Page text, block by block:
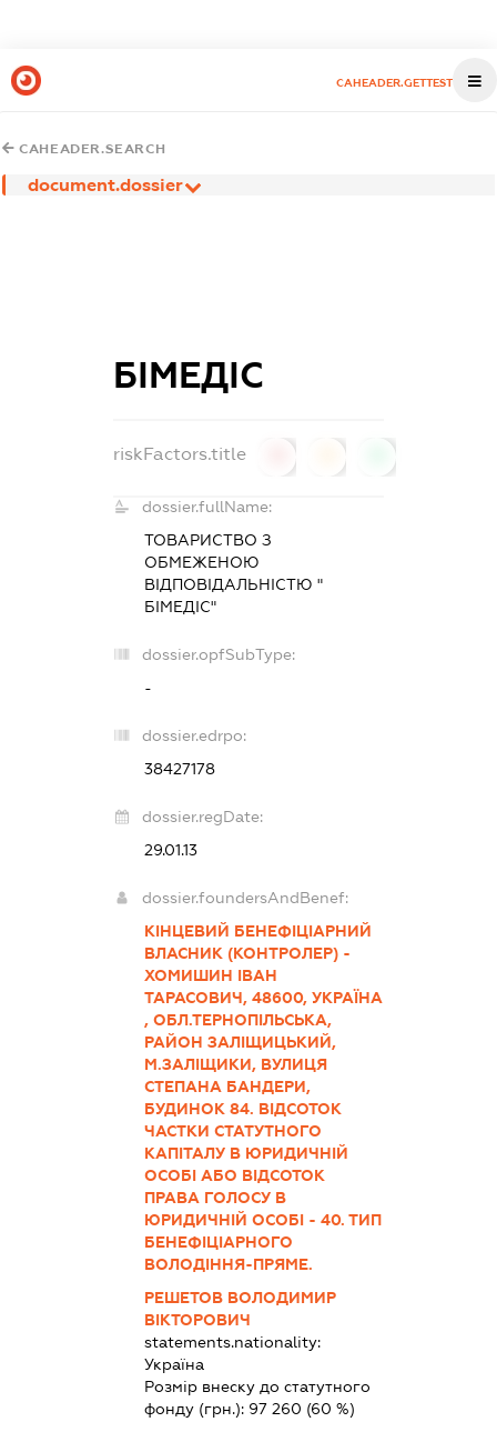
CAHEADER.GETTEST
CAHEADER.SEARCH
document.dossier
БІМЕДІС
riskFactors.title
dossier.fullName:
ТОВАРИСТВО З
ОБМЕЖЕНОЮ
ВІДПОВІДАЛЬНІСТЮ "
БІМЕДІС"
dossier.opfSubType:
-
dossier.edrpo:
38427178
dossier.regDate:
29.01.13
dossier.foundersAndBenef:
КІНЦЕВИЙ БЕНЕФІЦІАРНИЙ
ВЛАСНИК (КОНТРОЛЕР) -
ХОМИШИН ІВАН
ТАРАСОВИЧ, 48600, УКРАЇНА
, ОБЛ.ТЕРНОПІЛЬСЬКА,
РАЙОН ЗАЛІЩИЦЬКИЙ,
М.ЗАЛІЩИКИ, ВУЛИЦЯ
СТЕПАНА БАНДЕРИ,
БУДИНОК 84. ВІДСОТОК
ЧАСТКИ СТАТУТНОГО
КАПІТАЛУ В ЮРИДИЧНІЙ
ОСОБІ АБО ВІДСОТОК
ПРАВА ГОЛОСУ В
ЮРИДИЧНІЙ ОСОБІ - 40. ТИП
БЕНЕФІЦІАРНОГО
ВОЛОДІННЯ-ПРЯМЕ.
РЕШЕТОВ ВОЛОДИМИР
ВІКТОРОВИЧ
statements.nationality:
Україна
Розмір внеску до статутного
фонду (грн.): 97 260 (60 %)